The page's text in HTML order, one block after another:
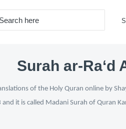
Surah ar-Ra‘d
of the Holy Quran online by
and it is called Madani Surah of Quran